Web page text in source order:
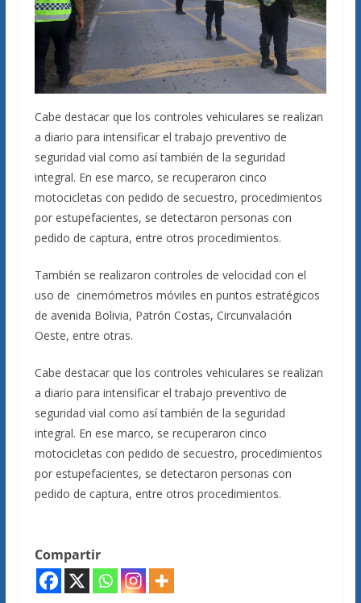
Cabe destacar que los controles vehiculares se realizan
a diario para intensificar el trabajo preventivo de
seguridad vial como así también de la seguridad
integral. En ese marco, se recuperaron cinco
motocicletas con pedido de secuestro, procedimientos
por estupefacientes, se detectaron personas con
pedido de captura, entre otros procedimientos.
También se realizaron controles de velocidad con el
uso de cinemómetros móviles en puntos estratégicos
de avenida Bolivia, Patrón Costas, Circunvalación
Oeste, entre otras.
Cabe destacar que los controles vehiculares se realizan
a diario para intensificar el trabajo preventivo de
seguridad vial como así también de la seguridad
integral. En ese marco, se recuperaron cinco
motocicletas con pedido de secuestro, procedimientos
por estupefacientes, se detectaron personas con
pedido de captura, entre otros procedimientos.
Compartir